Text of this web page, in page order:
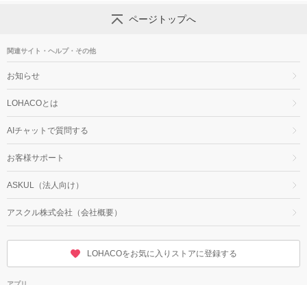
ページトップへ
関連サイト・ヘルプ・その他
お知らせ
LOHACOとは
AIチャットで質問する
お客様サポート
ASKUL（法人向け）
アスクル株式会社（会社概要）
LOHACOをお気に入りストアに登録する